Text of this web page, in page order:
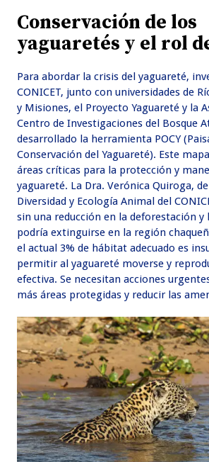
Conservación de los
yaguaretés y el rol
Para abordar la crisis del yaguareté,
CONICET, junto con universidades de
y Misiones, el Proyecto Yaguareté y la
Centro de Investigaciones del Bosque
desarrollado la herramienta POCY
Conservación del Yaguareté). Este
áreas críticas para la protección y
yaguareté. La Dra. Verónica Quiroga,
Diversidad y Ecología Animal del
sin una reducción en la deforestación y
podría extinguirse en la región
el actual 3% de hábitat adecuado es
permitir al yaguareté moverse y
efectiva. Se necesitan acciones
más áreas protegidas y reducir las